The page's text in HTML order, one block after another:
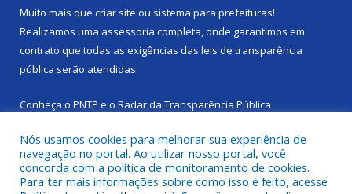
Muito mais que criar site ou sistema para prefeituras!
Realizamos uma assessoria completa, onde garantimos em
contrato que todas as exigências das leis de transparência
pública serão atendidas.
Conheça o PNTP e o Radar da Transparência Pública
Todos os direitos reservados a Câmara Municipal de Cachoeira
Nós usamos cookies para melhorar sua experiência de
navegação no portal. Ao utilizar nosso portal, você
concorda com a política de monitoramento de cookies.
Para ter mais informações sobre como isso é feito, acesse